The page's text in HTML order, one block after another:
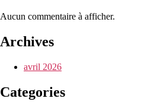
Aucun commentaire à afficher.
Archives
avril 2026
Categories